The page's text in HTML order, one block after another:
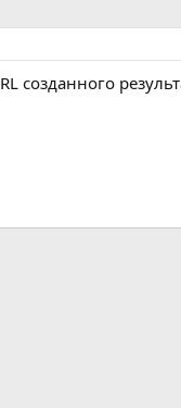
созданного